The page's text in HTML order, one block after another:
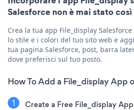
Salesforce non è mai stato
Crea la tua app File_display
lo stile e i colori del tuo sito web e
tua pagina Salesforce, post, barra
dove preferisci sul tuo posto.
How To Add a File_display App
Create a Free File_display App